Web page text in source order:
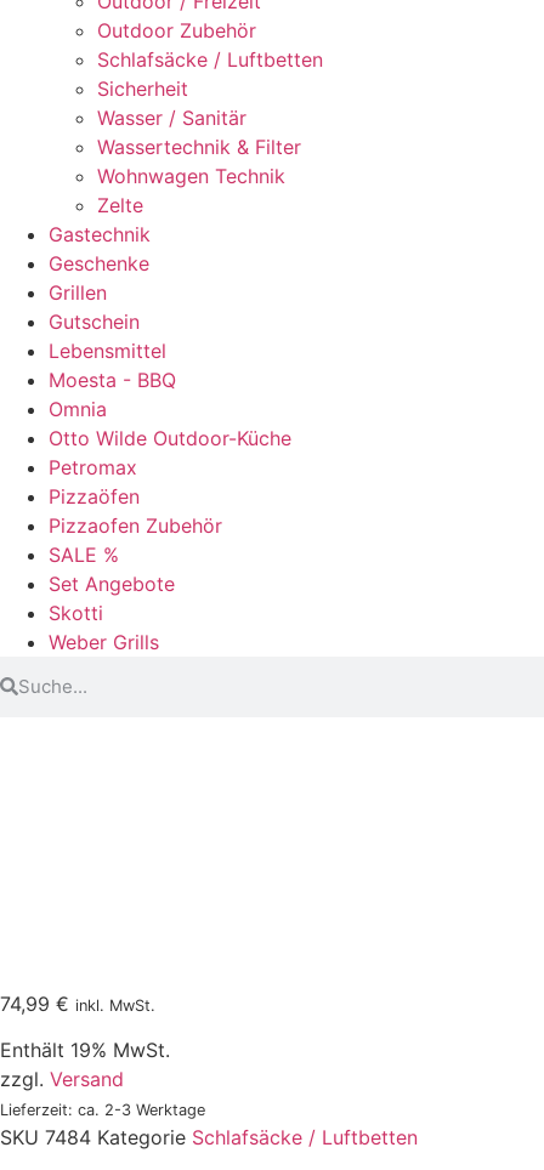
Outdoor Zubehör
Schlafsäcke / Luftbetten
Sicherheit
Wasser / Sanitär
Wassertechnik & Filter
Wohnwagen Technik
Zelte
Gastechnik
Geschenke
Grillen
Gutschein
Lebensmittel
Moesta - BBQ
Omnia
Otto Wilde Outdoor-Küche
Petromax
Pizzaöfen
Pizzaofen Zubehör
SALE %
Set Angebote
Skotti
Weber Grills
74,99 € inkl. MwSt.
Enthält 19% MwSt.
zzgl. Versand
Lieferzeit: ca. 2-3 Werktage
SKU 7484 Kategorie Schlafsäcke / Luftbetten